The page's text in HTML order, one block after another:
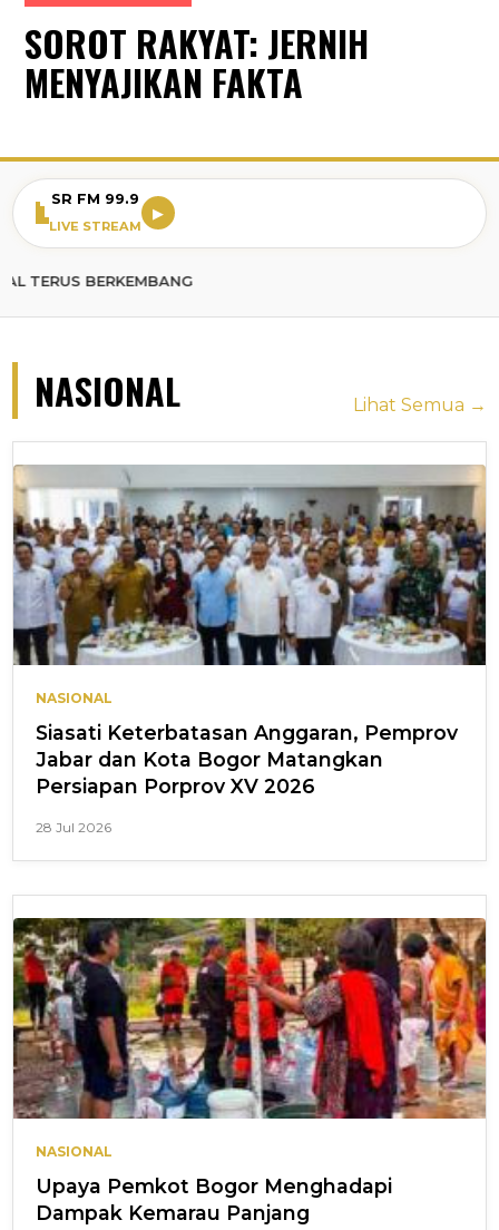
SOROT RAKYAT: JERNIH
MENYAJIKAN FAKTA
SR FM 99.9
LIVE STREAM
▶
NASIONAL Lihat Semua →
NASIONAL
Siasati Keterbatasan Anggaran, Pemprov
Jabar dan Kota Bogor Matangkan
Persiapan Porprov XV 2026
28 Jul 2026
NASIONAL
Upaya Pemkot Bogor Menghadapi
Dampak Kemarau Panjang